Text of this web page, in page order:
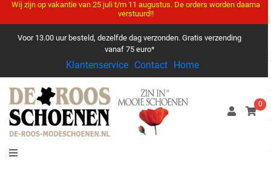
Wij zijn op vakantie van 25 juli t/m 11 augustus. De orders worden daarna
verstuurd!!
Voor 13.00 uur besteld, dezelfde dag verzonden. Gratis verzending
vanaf 75 euro*
Klantenservice Contact Home
0